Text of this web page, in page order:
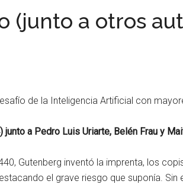
a otros
de la Inteligencia Artificial con
a Pedro Luis Uriarte, Belén Frau y
Gutenberg inventó la imprenta, los
el grave riesgo que suponía.